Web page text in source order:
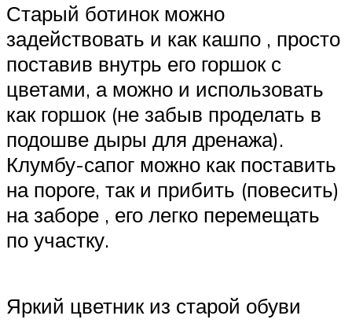
Старый ботинок можно
задействовать и как кашпо , просто
поставив внутрь его горшок с
цветами, а можно и использовать
как горшок (не забыв проделать в
подошве дыры для дренажа).
Клумбу-сапог можно как поставить
на пороге, так и прибить (повесить)
на заборе , его легко перемещать
по участку.
Яркий цветник из старой обуви